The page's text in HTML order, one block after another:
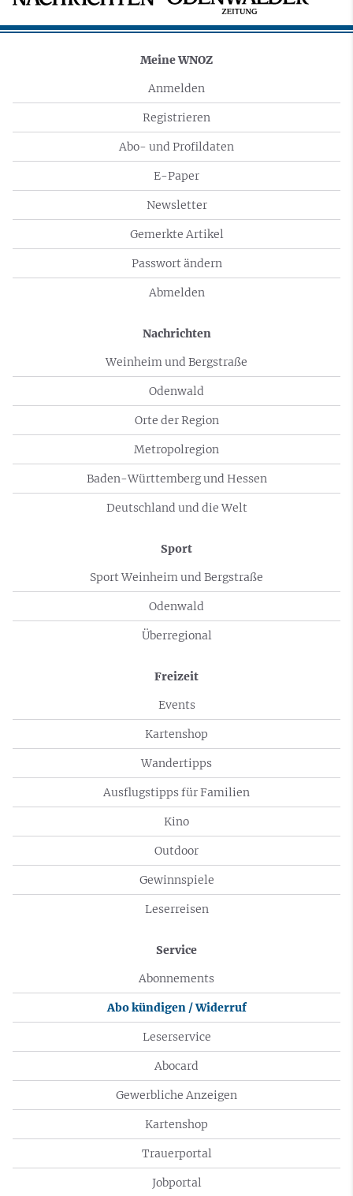
Meine WNOZ
Anmelden
Registrieren
Abo- und Profildaten
E-Paper
Newsletter
Gemerkte Artikel
Passwort ändern
Abmelden
Nachrichten
Weinheim und Bergstraße
Odenwald
Orte der Region
Metropolregion
Baden-Württemberg und Hessen
Deutschland und die Welt
Sport
Sport Weinheim und Bergstraße
Odenwald
Überregional
Freizeit
Events
Kartenshop
Wandertipps
Ausflugstipps für Familien
Kino
Outdoor
Gewinnspiele
Leserreisen
Service
Abonnements
Abo kündigen / Widerruf
Leserservice
Abocard
Gewerbliche Anzeigen
Kartenshop
Trauerportal
Jobportal